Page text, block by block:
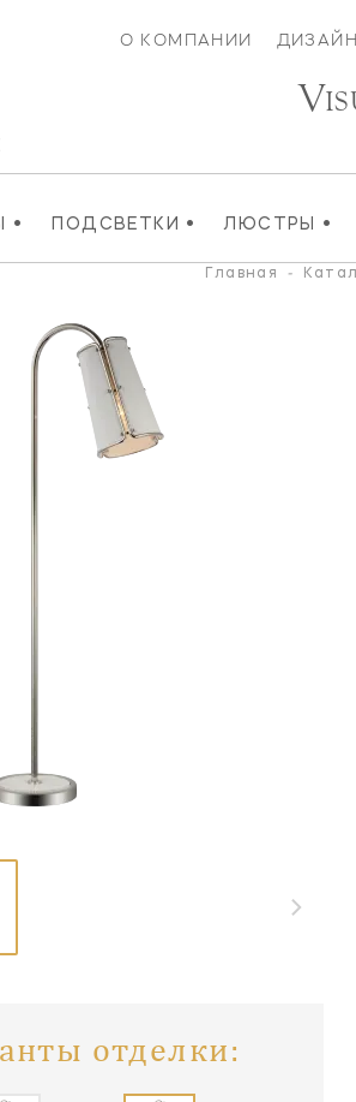
О КОМПАНИИ
• ПОДСВЕТКИ • ЛЮСТРЫ •
V
Главная -
отделки: